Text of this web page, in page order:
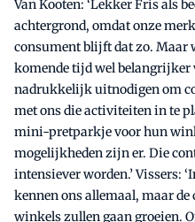
Van Kooten: ‘Lekker Fris als
achtergrond, omdat onze
consument blijft dat zo. Maar
komende tijd wel belangrijker
nadrukkelijk uitnodigen om
met ons die activiteiten in te
mini-pretparkje voor hun
mogelijkheden zijn er. Die
intensiever worden.’ Vissers:
kennen ons allemaal, maar
winkels zullen gaan groeien.